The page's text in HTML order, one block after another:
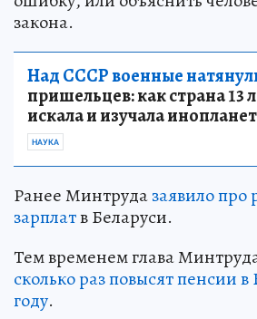
закона.
Над СССР военные
пришельцев: как страна 13
искала и изучала
НАУКА
Ранее Минтрудазаявило про
зарплатв Беларуси.
Тем временем глава
сколько раз повысят пенсии в
году.